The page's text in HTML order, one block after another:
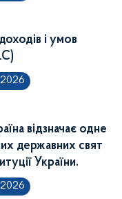
і умов
відзначає одне
державних свят
України.